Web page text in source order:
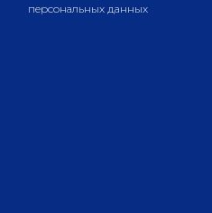
персональных данных